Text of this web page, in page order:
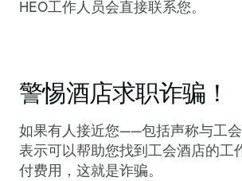
HEO工作人员会直接联系您。
警惕酒店求职诈骗！
如果有人接近您——包括声称与工
表示可以帮助您找到工会酒店的工
付费用，这就是诈骗。